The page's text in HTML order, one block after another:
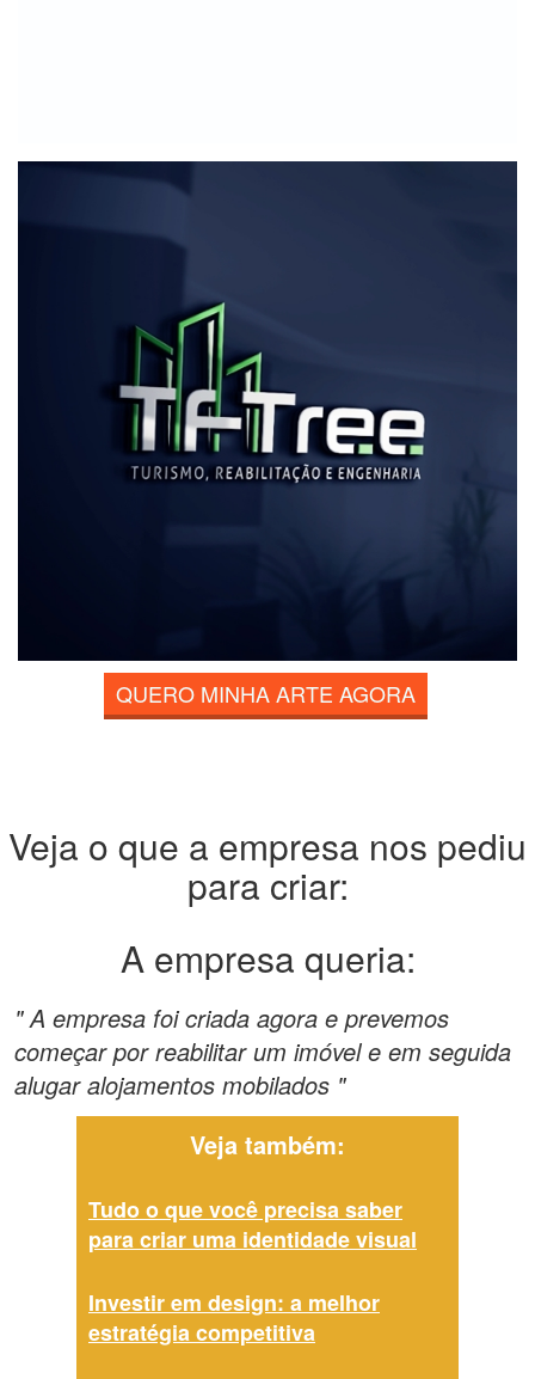
QUERO MINHA ARTE AGORA
Veja o que a empresa nos pediu
para criar:
A empresa queria:
" A empresa foi criada agora e prevemos
começar por reabilitar um imóvel e em seguida
alugar alojamentos mobilados "
Veja também:
Tudo o que você precisa saber
para criar uma identidade visual
Investir em design: a melhor
estratégia competitiva